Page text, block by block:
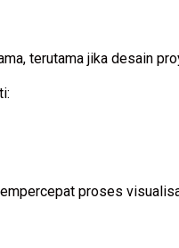
terutama jika desain
proses